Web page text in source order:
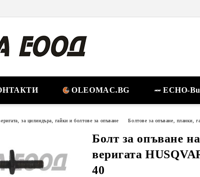
OLEOMAC.BG ECHO-
за цилиндъра, гайки и болтове за опъване Болтове за опъване, планки,
Болт за опъване на
веригата
40